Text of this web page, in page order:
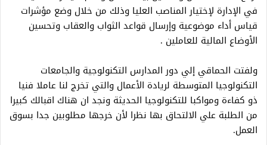
في الإدارة لإختيار المناصب العليا وذلك من خلال وضع مؤشرات
قياس أداء موضوعية وإرسال قواعد الثواب والعقاب وتحسين
الأوضاع المالية للعاملين .
ولفتت الحماقي إلي دور المدارس التكنولوجية والجامعات
التكنولوجيا المتوسطة لريادة الأعمال والتي تخرج لنا عاملا فنيا
ذو كفاءة ومواكبا للتكنولوجيا الحديثة ونجد ان هناك اقبالك كبيرا
من الطلبة علي الالتحاق بها نظرا لأن خرجها مطلوبين جدا بسوق
العمل.